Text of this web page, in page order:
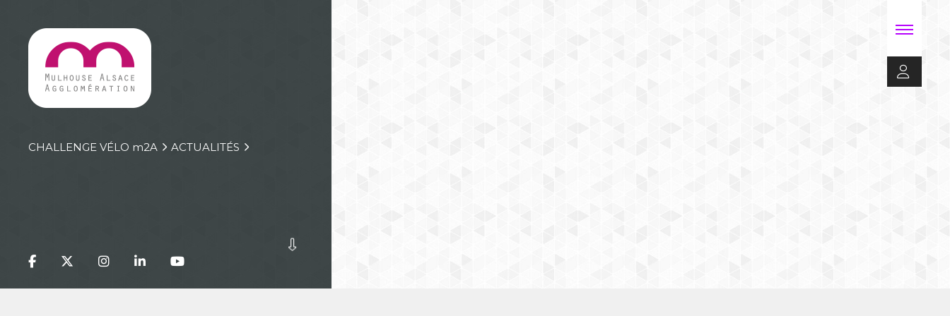
CHALLENGE VÉLO m2A ACTUALITÉS